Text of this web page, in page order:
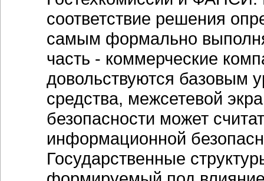
соответствие решения
самым формально
часть - коммерческие
довольствуются базовым
средства, межсетевой
безопасности может
информационной
Государственные